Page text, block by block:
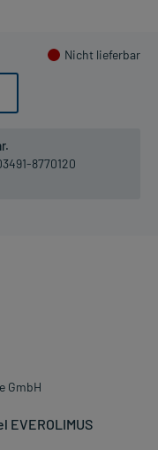
Nicht lieferbar
8770120
GmbH